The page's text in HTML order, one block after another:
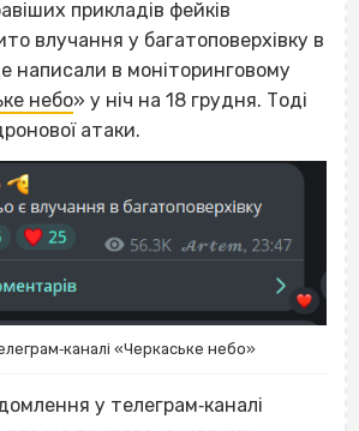
прикладів фейків
влучання у багатоповерхівку в
написали в моніторинговому
небо» у ніч на 18 грудня. Тоді
атаки.
«Черкаське небо»
у телеграм‐каналі